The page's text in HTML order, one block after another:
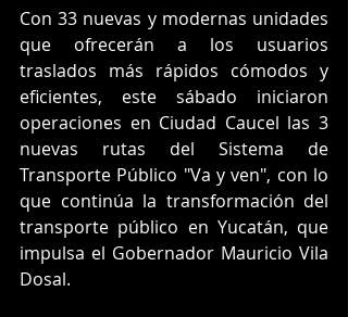
Con 33 nuevas y modernas unidades
que ofrecerán a los usuarios
traslados más rápidos cómodos y
eficientes, este sábado iniciaron
operaciones en Ciudad Caucel las 3
nuevas rutas del Sistema de
Transporte Público "Va y ven", con lo
que continúa la transformación del
transporte público en Yucatán, que
impulsa el Gobernador Mauricio Vila
Dosal.